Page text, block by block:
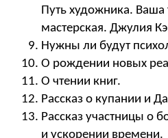
Путь художника. Ваша
мастерская. Джулия
Нужны ли будут
О рождении новых
О чтении книг.
Рассказ о купании и
Рассказ участницы о
и ускорении времени.